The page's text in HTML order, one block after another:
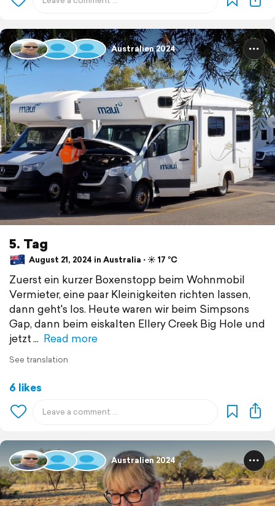
Australien 2024
5. Tag
August 21, 2024 in Australia ⋅ ☀️ 17 °C
Zuerst ein kurzer Boxenstopp beim Wohnmobil
Vermieter, eine paar Kleinigkeiten richten lassen,
dann geht's los. Heute waren wir beim Simpsons
Gap, dann beim eiskalten Ellery Creek Big Hole und
jetzt
Read more
See translation
6 likes
Australien 2024